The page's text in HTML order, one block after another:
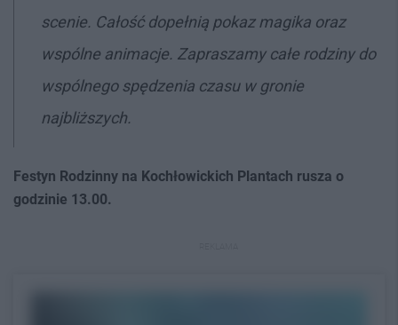
scenie. Całość dopełnią pokaz magika oraz
wspólne animacje. Zapraszamy całe rodziny do
wspólnego spędzenia czasu w gronie
najbliższych.
Festyn Rodzinny na Kochłowickich Plantach rusza o
godzinie 13.00.